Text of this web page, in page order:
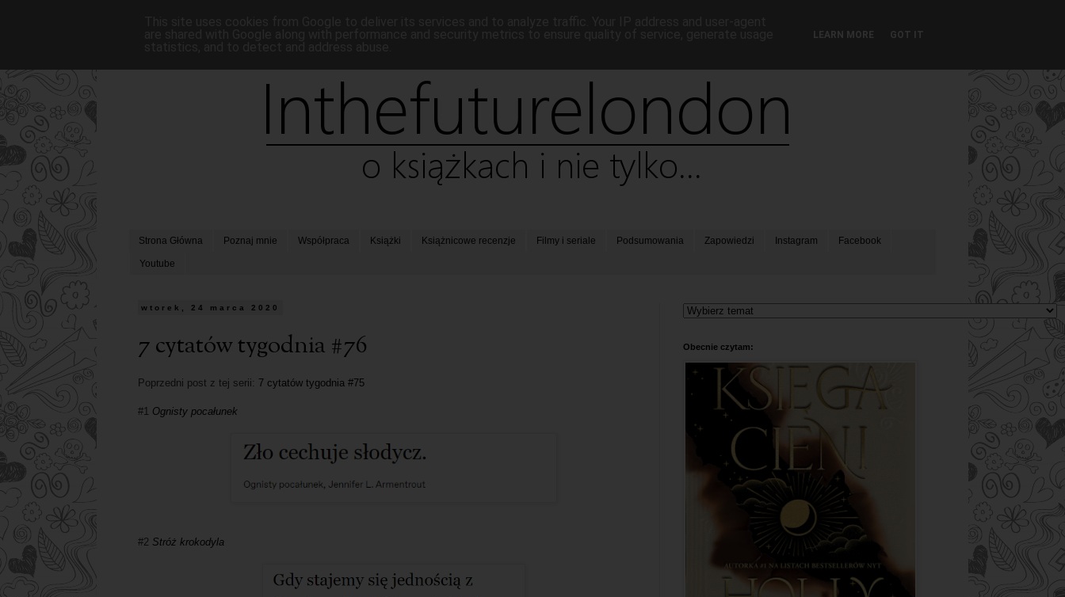
Strona Główna Poznaj mnie Współpraca Książki Książnicowe recenzje Filmy i seriale Podsumowania Zapowiedzi Instagram Facebook
Youtube
wtorek, 24 marca 2020
7 cytatów tygodnia #76
Poprzedni post z tej serii: 7 cytatów tygodnia #75
#1 Ognisty pocałunek
#2 Stróż krokodyla
Obecnie czytam:
LEARN MORE GOT IT